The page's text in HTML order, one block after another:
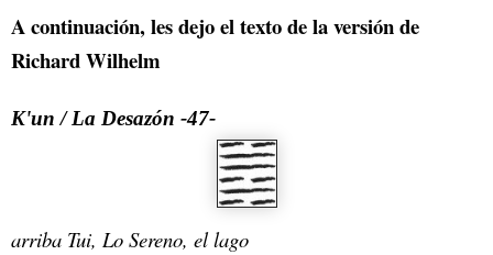
A continuación, les dejo el texto de la versión de
Richard Wilhelm
K'un / La Desazón -47-
arriba Tui, Lo Sereno, el lago